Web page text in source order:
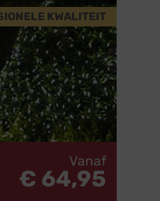
KWALITEIT
Vanaf
€ 64,95